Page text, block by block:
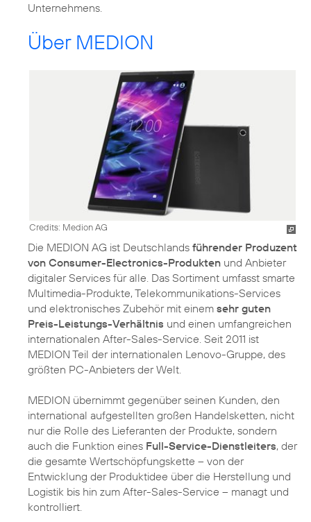
Unternehmens.
Über MEDION
Credits: Medion AG
Die MEDION AG ist Deutschlands führender Produzent
von Consumer-Electronics-Produkten und Anbieter
digitaler Services für alle. Das Sortiment umfasst smarte
Multimedia-Produkte, Telekommunikations-Services
und elektronisches Zubehör mit einem sehr guten
Preis-Leistungs-Verhältnis und einen umfangreichen
internationalen After-Sales-Service. Seit 2011 ist
MEDION Teil der internationalen Lenovo-Gruppe, des
größten PC-Anbieters der Welt.
MEDION übernimmt gegenüber seinen Kunden, den
international aufgestellten großen Handelsketten, nicht
nur die Rolle des Lieferanten der Produkte, sondern
auch die Funktion eines Full-Service-Dienstleiters, der
die gesamte Wertschöpfungskette – von der
Entwicklung der Produktidee über die Herstellung und
Logistik bis hin zum After-Sales-Service – managt und
kontrolliert.